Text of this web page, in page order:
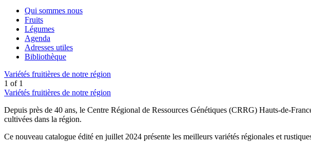
Qui sommes nous
Fruits
Légumes
Agenda
Adresses utiles
Bibliothèque
Variétés fruitières de notre région
1 of 1
Variétés fruitières de notre région
Depuis près de 40 ans, le Centre Régional de Ressources Génétiques (CRRG) Hauts-de-
cultivées dans la région.
Ce nouveau catalogue édité en juillet 2024 présente les meilleurs variétés régionales et